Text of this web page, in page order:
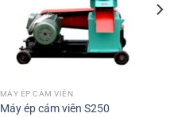
MÁY ÉP CÁM VIÊN
Máy ép cám viên S250